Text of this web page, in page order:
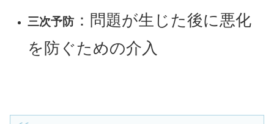
三次予防 ：問題が生じた後に悪化
を防ぐための介入